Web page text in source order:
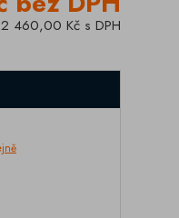
2 460,00 Kč s DPH